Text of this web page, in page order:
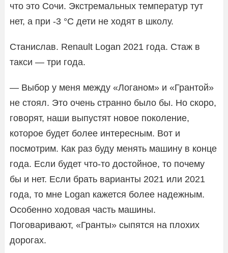
что это Сочи. Экстремальных температур тут
нет, а при -3 °С дети не ходят в школу.
Станислав. Renault Logan 2021 года. Стаж в
такси — три года.
— Выбор у меня между «Логаном» и «Грантой»
не стоял. Это очень странно было бы. Но скоро,
говорят, наши выпустят новое поколение,
которое будет более интересным. Вот и
посмотрим. Как раз буду менять машину в конце
года. Если будет что-то достойное, то почему
бы и нет. Если брать варианты 2021 или 2021
года, то мне Logan кажется более надежным.
Особенно ходовая часть машины.
Поговаривают, «Гранты» сыпятся на плохих
дорогах.